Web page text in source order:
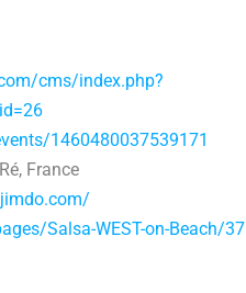
cms/index.php?
1460480037539171
France
Salsa-WEST-on-Beach/